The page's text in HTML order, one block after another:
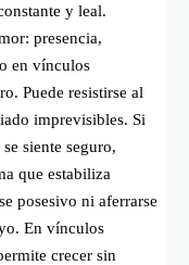
y leal.
presencia,
en vínculos
Puede resistirse al
imprevisibles. Si
siente seguro,
que estabiliza
posesivo ni aferrarse
En vínculos
crecer sin